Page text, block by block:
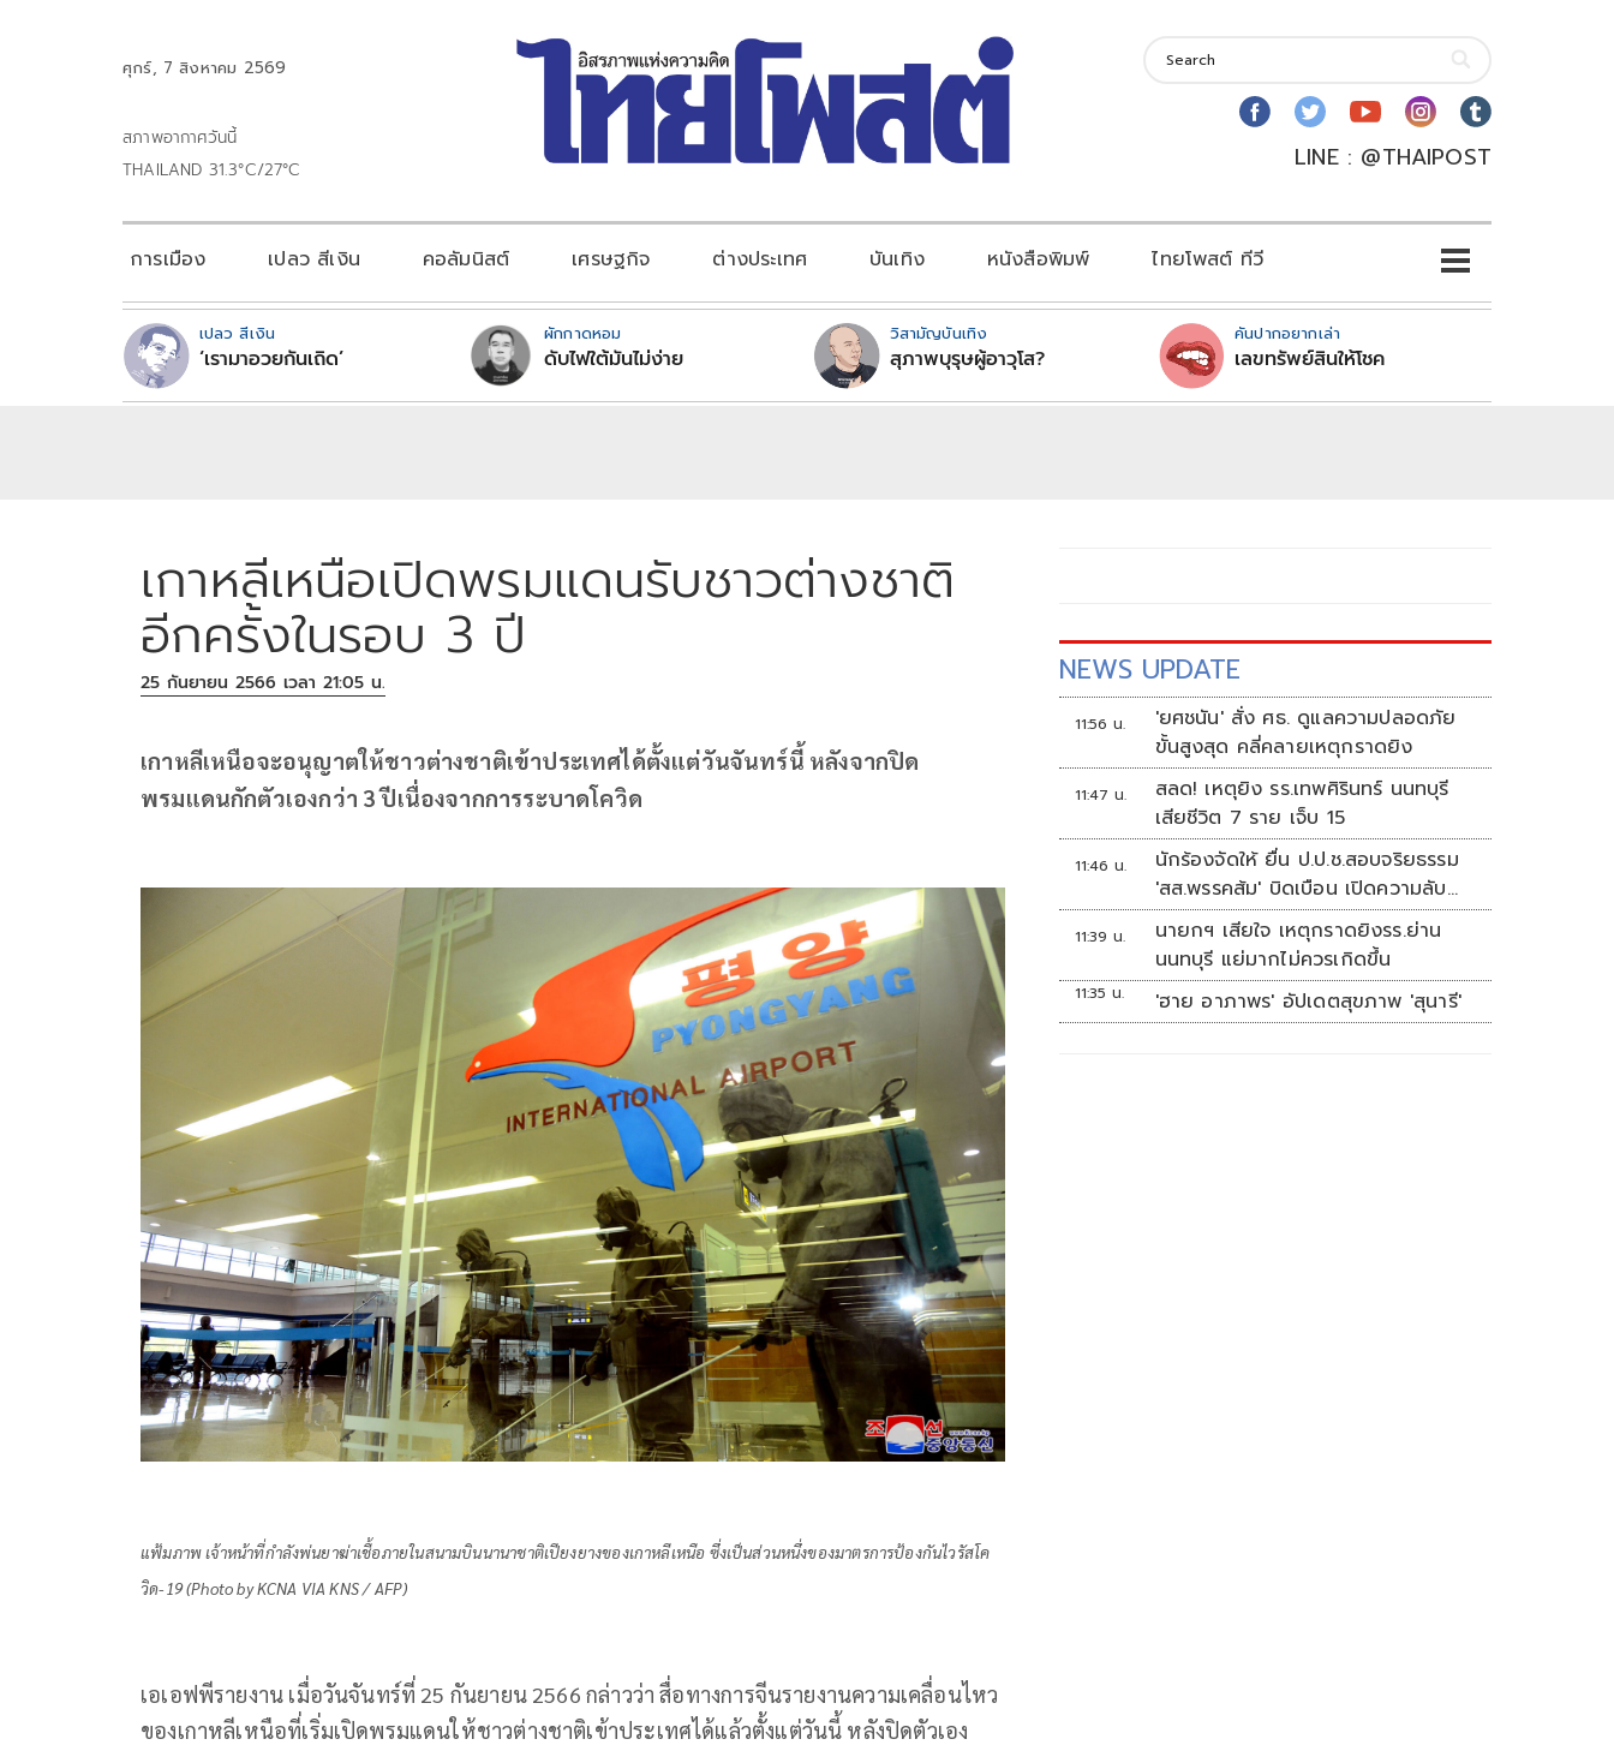
ศุกร์, 7 สิงหาคม 2569
สภาพอากาศวันนี้
THAILAND 31.3°C/27°C
LINE : @THAIPOST
การเมือง เปลว สีเงิน คอลัมนิสต์ เศรษฐกิจ ต่างประเทศ บันเทิง หนังสือพิมพ์ ไทยโพสต์ ทีวี
เปลว สีเงิน
‘เรามาอวยกันเถิด’
ผักกาดหอม
ดับไฟใต้มันไม่ง่าย
วิสามัญบันเทิง
สุภาพบุรุษผู้อาวุโส?
คันปากอยากเล่า
เลขทรัพย์สินให้โชค
เกาหลีเหนือเปิดพรมแดนรับชาวต่างชาติ
อีกครั้งในรอบ 3 ปี
25 กันยายน 2566 เวลา 21:05 น.
เกาหลีเหนือจะอนุญาตให้ชาวต่างชาติเข้าประเทศได้ตั้งแต่วันจันทร์นี้ หลังจากปิด
พรมแดนกักตัวเองกว่า 3 ปีเนื่องจากการระบาดโควิด
แฟ้มภาพ เจ้าหน้าที่กำลังพ่นยาฆ่าเชื้อภายในสนามบินนานาชาติเปียงยางของเกาหลีเหนือ ซึ่งเป็นส่วนหนึ่งของมาตรการป้องกันไวรัสโค
วิด-19 (Photo by KCNA VIA KNS / AFP)
เอเอฟพีรายงาน เมื่อวันจันทร์ที่ 25 กันยายน 2566 กล่าวว่า สื่อทางการจีนรายงานความเคลื่อนไหว
ของเกาหลีเหนือที่เริ่มเปิดพรมแดนให้ชาวต่างชาติเข้าประเทศได้แล้วตั้งแต่วันนี้ หลังปิดตัวเอง
NEWS UPDATE
11:56 น.
'ยศชนัน' สั่ง ศธ. ดูแลความปลอดภัย
ขั้นสูงสุด คลี่คลายเหตุกราดยิง
11:47 น.
สลด! เหตุยิง รร.เทพศิรินทร์ นนทบุรี
เสียชีวิต 7 ราย เจ็บ 15
11:46 น.
นักร้องจัดให้ ยื่น ป.ป.ช.สอบจริยธรรม
'สส.พรรคส้ม' บิดเบือน เปิดความลับ
'บังเกอร์ทหาร'
11:39 น.
นายกฯ เสียใจ เหตุกราดยิงรร.ย่าน
นนทบุรี แย่มากไม่ควรเกิดขึ้น
11:35 น. 'ฮาย อาภาพร' อัปเดตสุขภาพ 'สุนารี'